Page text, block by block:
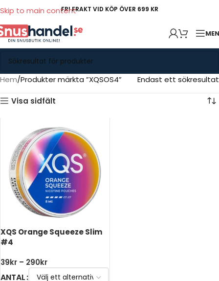
Skip to main contentFRI FRAKT VID KÖP ÖVER 699 KR
Hem Produkter märkta ”XQSOS4” Endast ett sökresultat
Visa sidfält
XQS Orange Squeeze Slim
#4
39kr – 290kr
ANTAL